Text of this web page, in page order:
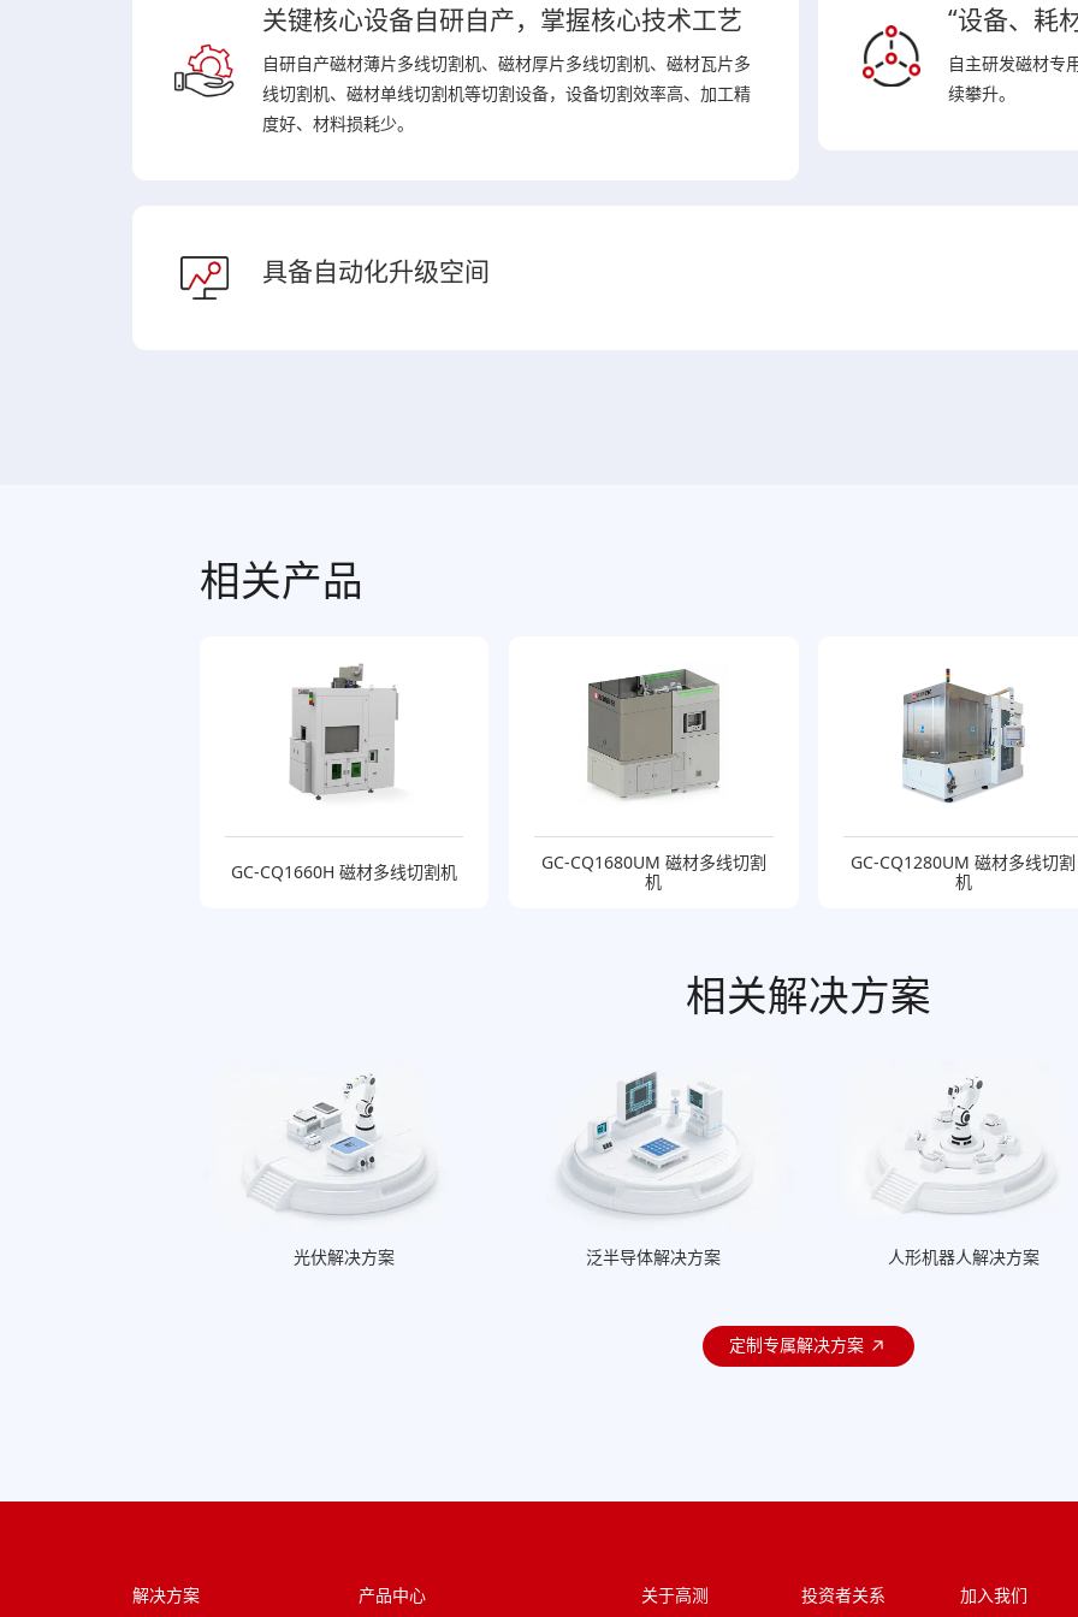
关键核心设备自研自产，掌握核心技术工艺
自研自产磁材薄片多线切割机、磁材厚片多线切割机、磁材瓦片多
线切割机、磁材单线切割机等切割设备，设备切割效率高、加工精
度好、材料损耗少。
“设备、耗
自主研发磁材专
续攀升。
具备自动化升级空间
相关产品
GC-CQ1660H 磁材多线切割机
GC-CQ1680UM 磁材多线切割
机
GC-CQ1280UM 磁材多线切割
机
相关解决方案
光伏解决方案 泛半导体解决方案 人形机器人解决方案
定制专属解决方案
解决方案 产品中心 关于高测 投资者关系 加入我们